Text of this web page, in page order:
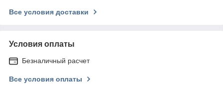
Все условия доставки
Условия оплаты
Безналичный расчет
Все условия оплаты